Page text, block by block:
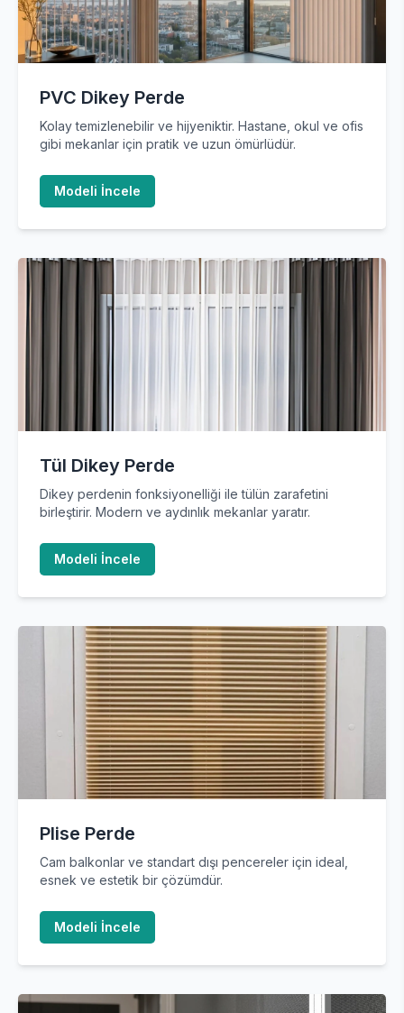
PVC Dikey Perde
Kolay temizlenebilir ve hijyeniktir. Hastane, okul ve ofis
gibi mekanlar için pratik ve uzun ömürlüdür.
Modeli İncele
Tül Dikey Perde
Dikey perdenin fonksiyonelliği ile tülün zarafetini
birleştirir. Modern ve aydınlık mekanlar yaratır.
Modeli İncele
Plise Perde
Cam balkonlar ve standart dışı pencereler için ideal,
esnek ve estetik bir çözümdür.
Modeli İncele